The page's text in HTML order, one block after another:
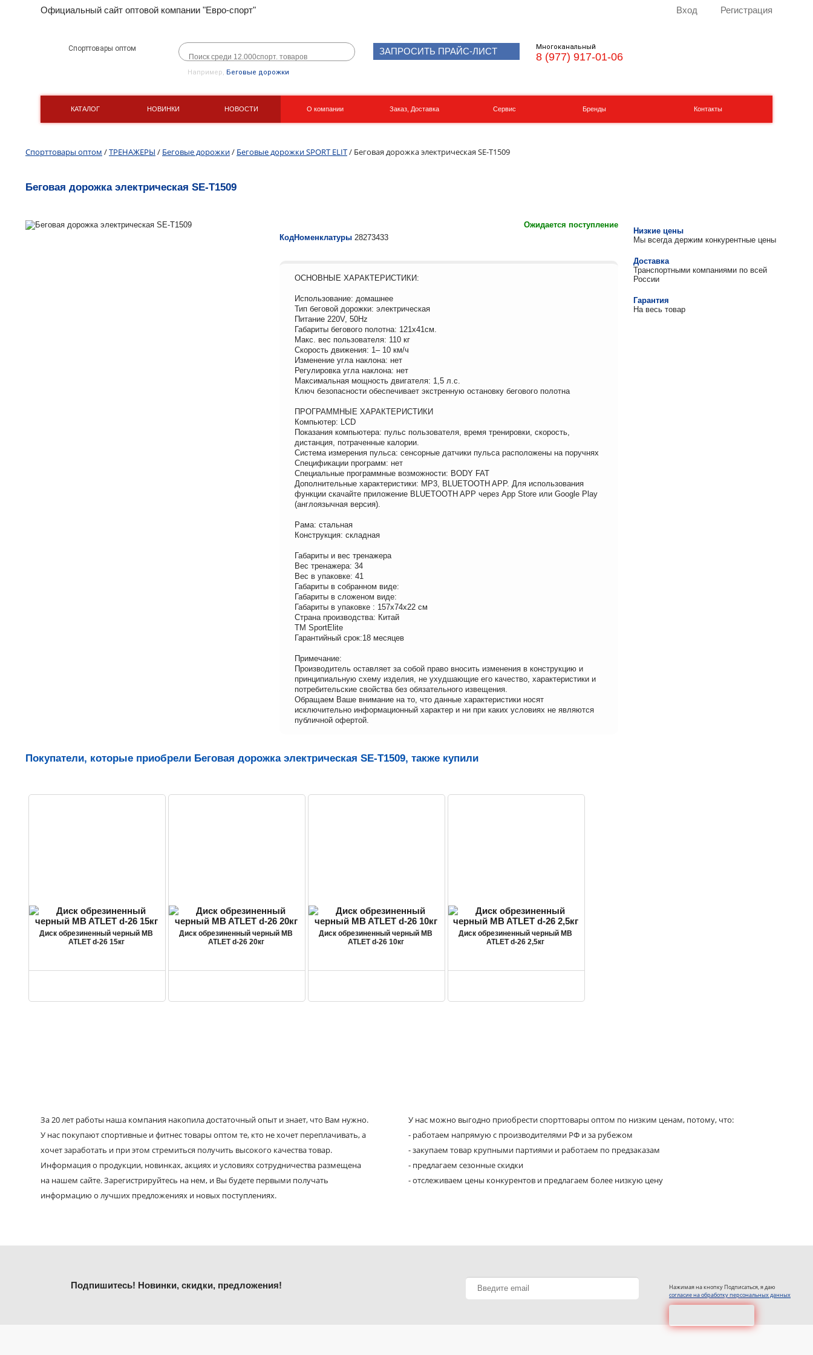
Официальный сайт оптовой компании "Евро-спорт" Вход Регистрация
Спорттовары оптом
Например, Беговые дорожки
ЗАПРОСИТЬ ПРАЙС-ЛИСТ Многоканальный
8 (977) 917-01-06
КАТАЛОГ НОВИНКИ НОВОСТИ О компании Заказ, Доставка Сервис Бренды Контакты
Спорттовары оптом /ТРЕНАЖЕРЫ / Беговые дорожки/ Беговые дорожки SPORT ELIT/ Беговая дорожка электрическая SE-T1509
Беговая дорожка электрическая SE-T1509
Ожидается поступление
КодНоменклатуры 28273433
ОСНОВНЫЕ ХАРАКТЕРИСТИКИ:
Использование: домашнее
Тип беговой дорожки: электрическая
Питание 220V, 50Hz
Габариты бегового полотна: 121х41см.
Макс. вес пользователя: 110 кг
Скорость движения: 1– 10 км/ч
Изменение угла наклона: нет
Регулировка угла наклона: нет
Максимальная мощность двигателя: 1,5 л.с.
Ключ безопасности обеспечивает экстренную остановку бегового полотна
ПРОГРАММНЫЕ ХАРАКТЕРИСТИКИ
Компьютер: LCD
Показания компьютера: пульс пользователя, время тренировки, скорость,
дистанция, потраченные калории.
Система измерения пульса: сенсорные датчики пульса расположены на поручнях
Спецификации программ: нет
Специальные программные возможности: BODY FAT
Дополнительные характеристики: MP3, BLUETOOTH APP. Для использования
функции скачайте приложение BLUETOOTH APP через App Store или Google Play
(англоязычная версия).
Рама: стальная
Конструкция: складная
Габариты и вес тренажера
Вес тренажера: 34
Вес в упаковке: 41
Габариты в собранном виде:
Габариты в сложеном виде:
Габариты в упаковке : 157x74x22 см
Страна производства: Китай
ТМ SportElite
Гарантийный срок:18 месяцев
Примечание:
Производитель оставляет за собой право вносить изменения в конструкцию и
принципиальную схему изделия, не ухудшающие его качество, характеристики и
потребительские свойства без обязательного извещения.
Обращаем Ваше внимание на то, что данные характеристики носят
исключительно информационный характер и ни при каких условиях не являются
публичной офертой.
Низкие цены
Мы всегда держим конкурентные цены
Доставка
Транспортными компаниями по всей
России
Гарантия
На весь товар
Покупатели, которые приобрели Беговая дорожка электрическая SE-T1509, также купили
Диск обрезиненный черный MB
ATLET d-26 15кг
Диск обрезиненный черный MB
ATLET d-26 20кг
Диск обрезиненный черный MB
ATLET d-26 10кг
Диск обрезиненный черный MB
ATLET d-26 2,5кг
За 20 лет работы наша компания накопила достаточный опыт и знает, что Вам нужно.
У нас покупают спортивные и фитнес товары оптом те, кто не хочет переплачивать, а
хочет заработать и при этом стремиться получить высокого качества товар.
Информация о продукции, новинках, акциях и условиях сотрудничества размещена
на нашем сайте. Зарегистрируйтесь на нем, и Вы будете первыми получать
информацию о лучших предложениях и новых поступлениях.
У нас можно выгодно приобрести спорттовары оптом по низким ценам, потому, что:
- работаем напрямую с производителями РФ и за рубежом
- закупаем товар крупными партиями и работаем по предзаказам
- предлагаем сезонные скидки
- отслеживаем цены конкурентов и предлагаем более низкую цену
Нажимая на кнопку Подписаться, я даю
согласие на обработку персональных данных
Подпишитесь! Новинки, скидки, предложения!